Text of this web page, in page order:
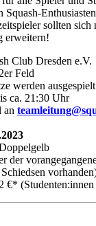
Squash-Enthusiast
sollten sich
erweitern!
Club Dresden e.V.
Feld
werden
ca. 21:30 Uhr
an
der
€* (Studenten:innen